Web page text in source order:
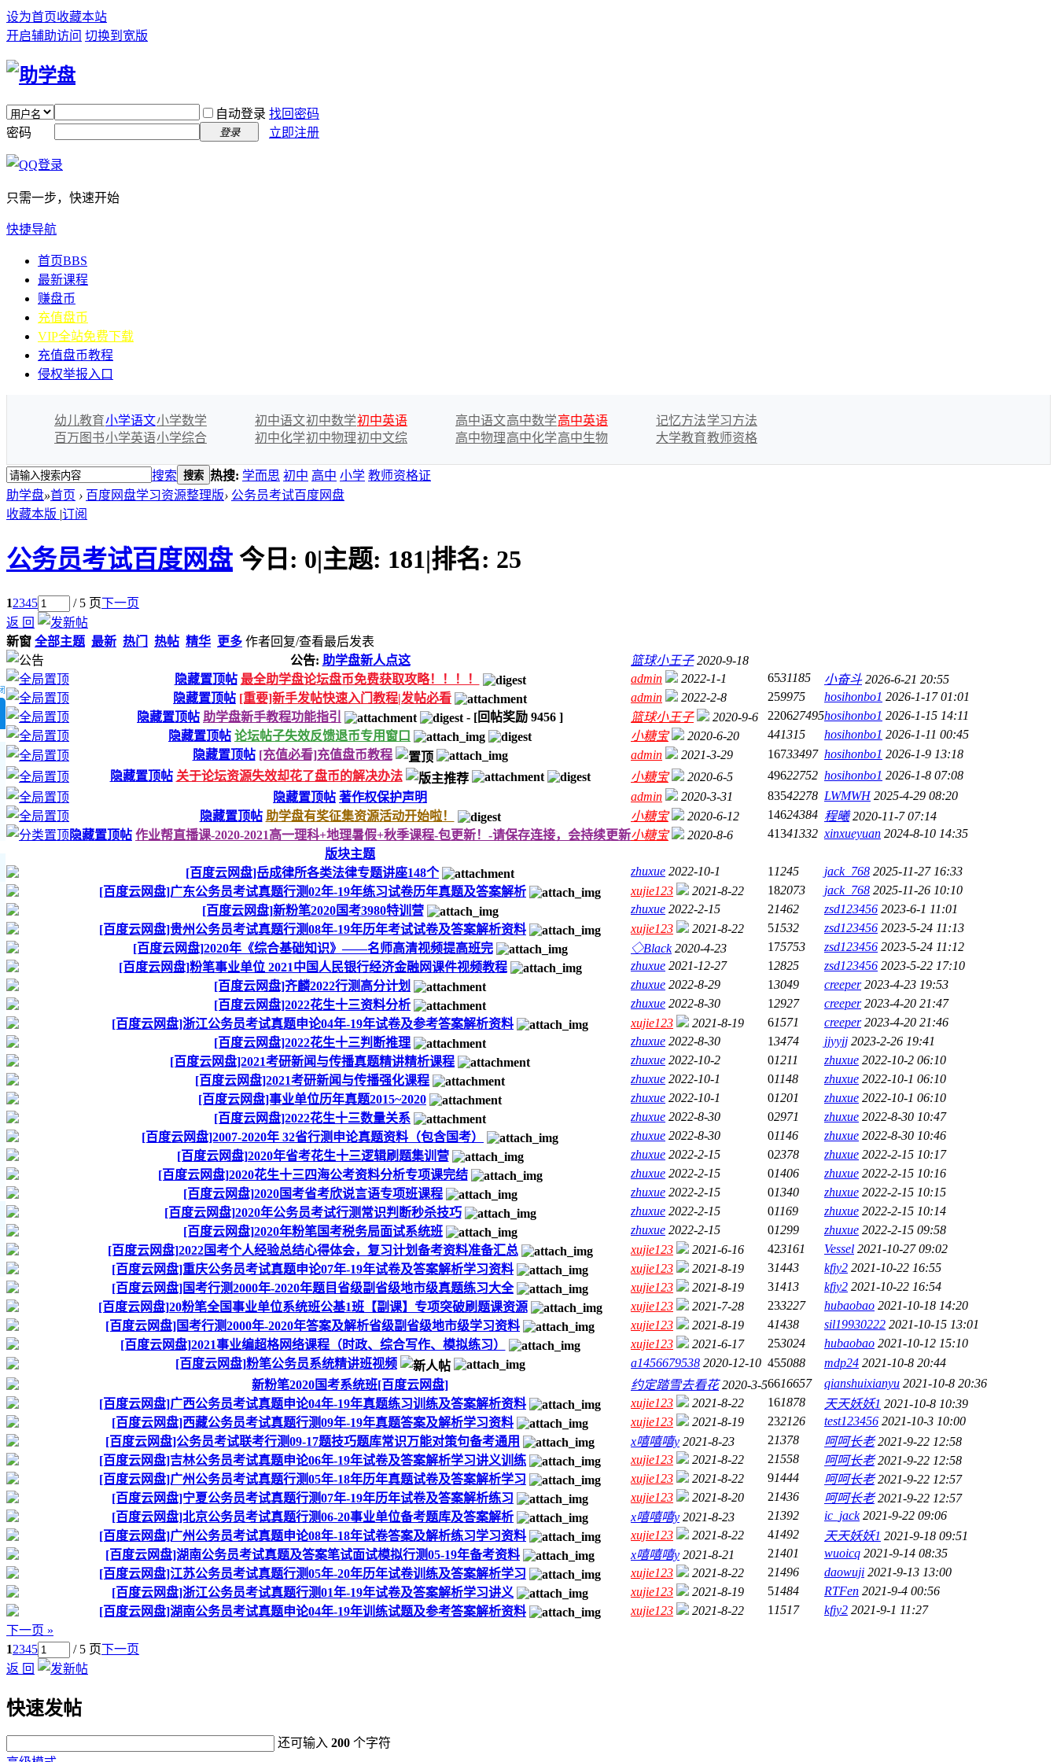
设为首页收藏本站
开启辅助访问 切换到宽版
自动登录 找回密码
密码
登录 立即注册
只需一步，快速开始
快捷导航
首页BBS
最新课程
赚盘币
充值盘币
VIP全站免费下载
充值盘币教程
侵权举报入口
幼儿教育小学语文小学数学
百万图书小学英语小学综合
初中语文初中数学初中英语
初中化学初中物理初中文综
高中语文高中数学高中英语
高中物理高中化学高中生物
记忆方法学习方法
大学教育教师资格
搜索 搜索 热搜: 学而思 初中 高中 小学 教师资格证
助学盘»首页 › 百度网盘学习资源整理版› 公务员考试百度网盘
收藏本版 |订阅
公务员考试百度网盘 今日: 0|主题: 181|排名: 25
12345 / 5 页下一页
返 回
新窗 全部主题 最新 热门 热帖 精华 更多 作者回复/查看最后发表
公告: 助学盘新人点这 篮球小王子 2020-9-18
隐藏置顶帖 最全助学盘论坛盘币免费获取攻略！！！！ admin 2022-1-1 6531185 小奋斗 2026-6-21 20:55
隐藏置顶帖 [重要]新手发帖快速入门教程|发帖必看 admin 2022-2-8 259975 hosihonbo1 2026-1-17 01:01
隐藏置顶帖 助学盘新手教程功能指引 - [回帖奖励 9456 ] 篮球小王子 2020-9-6 220627495hosihonbo1 2026-1-15 14:11
隐藏置顶帖 论坛帖子失效反馈退币专用窗口 小糖宝 2020-6-20 441315 hosihonbo1 2026-1-11 00:45
隐藏置顶帖 [充值必看]充值盘币教程 admin 2021-3-29 16733497 hosihonbo1 2026-1-9 13:18
隐藏置顶帖 关于论坛资源失效却花了盘币的解决办法 小糖宝 2020-6-5 49622752 hosihonbo1 2026-1-8 07:08
隐藏置顶帖 著作权保护声明 admin 2020-3-31 83542278 LWMWH 2025-4-29 08:20
隐藏置顶帖 助学盘有奖征集资源活动开始啦！ 小糖宝 2020-6-12 14624384 程曦 2020-11-7 07:14
隐藏置顶帖 作业帮直播课-2020-2021高一理科+地理暑假+秋季课程-包更新！-请保存连接，会持续更新小糖宝 2020-8-6 41341332 xinxueyuan 2024-8-10 14:35
版块主题
[百度云网盘]岳成律所各类法律专题讲座148个
zhuxue 2022-10-1 1 1245 jack_768 2025-11-27 16:33
[百度云网盘]广东公务员考试真题行测02年-19年练习试卷历年真题及答案解析
xujie123 2021-8-22 182073 jack_768 2025-11-26 10:10
[百度云网盘]新粉笔2020国考3980特训营
zhuxue 2022-2-15 21462 zsd123456 2023-6-1 11:01
[百度云网盘]贵州公务员考试真题行测08年-19年历年考试试卷及答案解析资料
xujie123 2021-8-22 51532 zsd123456 2023-5-24 11:13
[百度云网盘]2020年《综合基础知识》——名师高清视频提高班完
◇Black 2020-4-23 175753 zsd123456 2023-5-24 11:12
[百度云网盘]粉笔事业单位 2021中国人民银行经济金融网课件视频教程
zhuxue 2021-12-27 12825 zsd123456 2023-5-22 17:10
[百度云网盘]齐麟2022行测高分计划
zhuxue 2022-8-29 13049 creeper 2023-4-23 19:53
[百度云网盘]2022花生十三资料分析
zhuxue 2022-8-30 12927 creeper 2023-4-20 21:47
[百度云网盘]浙江公务员考试真题申论04年-19年试卷及参考答案解析资料
xujie123 2021-8-19 61571 creeper 2023-4-20 21:46
[百度云网盘]2022花生十三判断推理
zhuxue 2022-8-30 13474 jjyyjj 2023-2-26 19:41
[百度云网盘]2021考研新闻与传播真题精讲精析课程
zhuxue 2022-10-2 01211 zhuxue 2022-10-2 06:10
[百度云网盘]2021考研新闻与传播强化课程
zhuxue 2022-10-1 01148 zhuxue 2022-10-1 06:10
[百度云网盘]事业单位历年真题2015~2020
zhuxue 2022-10-1 01201 zhuxue 2022-10-1 06:10
[百度云网盘]2022花生十三数量关系
zhuxue 2022-8-30 02971 zhuxue 2022-8-30 10:47
[百度云网盘]2007-2020年 32省行测申论真题资料（包含国考）
zhuxue 2022-8-30 01146 zhuxue 2022-8-30 10:46
[百度云网盘]2020年省考花生十三逻辑刷题集训营
zhuxue 2022-2-15 02378 zhuxue 2022-2-15 10:17
[百度云网盘]2020花生十三四海公考资料分析专项课完结
zhuxue 2022-2-15 01406 zhuxue 2022-2-15 10:16
[百度云网盘]2020国考省考欣说言语专项班课程
zhuxue 2022-2-15 01340 zhuxue 2022-2-15 10:15
[百度云网盘]2020年公务员考试行测常识判断秒杀技巧
zhuxue 2022-2-15 01169 zhuxue 2022-2-15 10:14
[百度云网盘]2020年粉笔国考税务局面试系统班
zhuxue 2022-2-15 01299 zhuxue 2022-2-15 09:58
[百度云网盘]2022国考个人经验总结心得体会，复习计划备考资料准备汇总
xujie123 2021-6-16 423161 Vessel 2021-10-27 09:02
[百度云网盘]重庆公务员考试真题申论07年-19年试卷及答案解析学习资料
xujie123 2021-8-19 31443 kfjy2 2021-10-22 16:55
[百度云网盘]国考行测2000年-2020年题目省级副省级地市级真题练习大全
xujie123 2021-8-19 31413 kfjy2 2021-10-22 16:54
[百度云网盘]20粉笔全国事业单位系统班公基1班【副课】专项突破刷题课资源
xujie123 2021-7-28 233227 hubaobao 2021-10-18 14:20
[百度云网盘]国考行测2000年-2020年答案及解析省级副省级地市级学习资料
xujie123 2021-8-19 41438 sil19930222 2021-10-15 13:01
[百度云网盘]2021事业编超格网络课程（时政、综合写作、模拟练习）
xujie123 2021-6-17 253024 hubaobao 2021-10-12 15:10
[百度云网盘]粉笔公务员系统精讲班视频
a1456679538 2020-12-10 455088 mdp24 2021-10-8 20:44
新粉笔2020国考系统班[百度云网盘]
约定踏雪去看花 2020-3-56616657 qianshuixianyu 2021-10-8 20:36
[百度云网盘]广西公务员考试真题申论04年-19年真题练习训练及答案解析资料
xujie123 2021-8-22 161878 天天妖妖1 2021-10-8 10:39
[百度云网盘]西藏公务员考试真题行测09年-19年真题答案及解析学习资料
xujie123 2021-8-19 232126 test123456 2021-10-3 10:00
[百度云网盘]公务员考试联考行测09-17题技巧题库常识万能对策句备考通用
x嘻嘻嘻y 2021-8-23 21378 呵呵长老 2021-9-22 12:58
[百度云网盘]吉林公务员考试真题申论06年-19年试卷及答案解析学习讲义训练
xujie123 2021-8-22 21558 呵呵长老 2021-9-22 12:58
[百度云网盘]广州公务员考试真题行测05年-18年历年真题试卷及答案解析学习
xujie123 2021-8-22 91444 呵呵长老 2021-9-22 12:57
[百度云网盘]宁夏公务员考试真题行测07年-19年历年试卷及答案解析练习
xujie123 2021-8-20 21436 呵呵长老 2021-9-22 12:57
[百度云网盘]北京公务员考试真题行测06-20事业单位备考题库及答案解析
x嘻嘻嘻y 2021-8-23 21392 ic_jack 2021-9-22 09:06
[百度云网盘]广州公务员考试真题申论08年-18年试卷答案及解析练习学习资料
xujie123 2021-8-22 41492 天天妖妖1 2021-9-18 09:51
[百度云网盘]湖南公务员考试真题及答案笔试面试模拟行测05-19年备考资料
x嘻嘻嘻y 2021-8-21 21401 wuoicq 2021-9-14 08:35
[百度云网盘]江苏公务员考试真题行测05年-20年历年试卷训练及答案解析学习
xujie123 2021-8-22 21496 daowuji 2021-9-13 13:00
[百度云网盘]浙江公务员考试真题行测01年-19年试卷及答案解析学习讲义
xujie123 2021-8-19 51484 RTFen 2021-9-4 00:56
[百度云网盘]湖南公务员考试真题申论04年-19年训练试题及参考答案解析资料
xujie123 2021-8-22 1 1517 kfjy2 2021-9-1 11:27
下一页 »
12345 / 5 页下一页
返 回
快速发帖
还可输入200 个字符